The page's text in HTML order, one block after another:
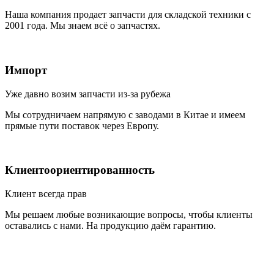
Наша компания продает запчасти для складской техники с
2001 года. Мы знаем всё о запчастях.
Импорт
Уже давно возим запчасти из-за рубежа
Мы сотрудничаем напрямую с заводами в Китае и имеем
прямые пути поставок через Европу.
Клиентоориентированность
Клиент всегда прав
Мы решаем любые возникающие вопросы, чтобы клиенты
оставались с нами. На продукцию даём гарантию.